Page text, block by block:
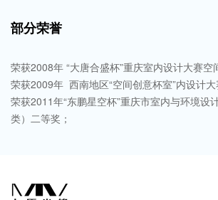
部分荣誉
荣获2008年 “大唐合盛杯”重庆室内设计大赛空
荣获2009年  西南地区“空间创意杯室”内设计
荣获2011年“东鹏星空杯”重庆市室内与环境设